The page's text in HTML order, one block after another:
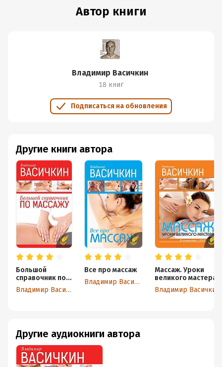
Автор книги
Владимир Васичкин
18 книг
Подписаться на обновления
Другие книги автора
Большой
справочник по
массажу
Владимир Васичкин
Все про массаж
Владимир Васичкин
Массаж. Уроки
великого мастера
Владимир Васичкин
Другие аудиокниги автора